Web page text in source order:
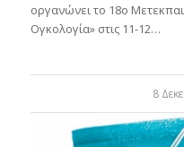
οργανώνει το 18o
Ογκολογία» στις 11-12…
8